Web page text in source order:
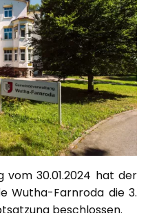
vom 30.01.2024 hat der
Wutha-Farnroda die 3.